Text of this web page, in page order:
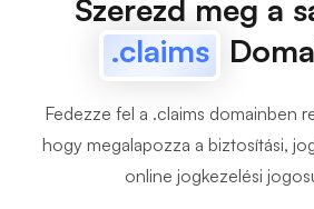
Szerezd meg a
.claims
Fedezze fel a .claims domainben
hogy megalapozza a biztosítási,
online jogkezelési